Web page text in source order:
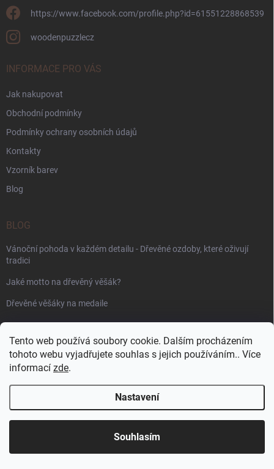
Tento web používá soubory cookie. Dalším procházením
tohoto webu vyjadřujete souhlas s jejich používáním.. Více
informací zde.
Nastavení
Souhlasím
https://www.facebook.com/profile.php?id=61551228868539
woodenpuzzlecz
INFORMACE PRO VÁS
Jak nakupovat
Obchodní podmínky
Podmínky ochrany osobních údajů
Kontakty
Vzorník barev
Blog
BLOG
Vánoční pohoda v každém detailu - Dřevěné ozdoby, které oživují
tradici
Jaké motto na dřevěný věšák?
Dřevěné věšáky na medaile
PŘIJÍMÁME ONLINE PLATBY
WoodenPuzzle.cz . Všechna práva vyhrazena.